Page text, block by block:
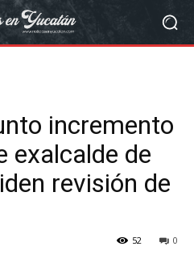
incremento
exalcalde de
revisión de
0
52